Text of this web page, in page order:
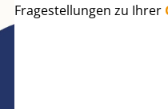
Fragestellungen zu Ihrer